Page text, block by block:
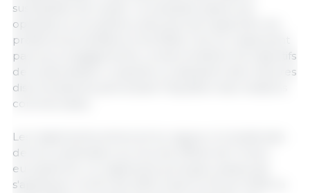
susceptible de causer un préjudice grave aux
opérateurs européens, ainsi que de suspendre les
préférences tarifaires si les États-Unis ne respectent
pas leurs engagements, compromettent les objectifs
de la déclaration conjointe ou adoptent des mesures
discriminatoires perturbant l'équilibre des relations
commerciales.
Les règlements entreront en vigueur le lendemain
de leur publication au Journal officiel de l'Union
européenne. Le règlement principal cessera de
s'appliquer à la fin de 2029. Avant le 30 juin 2029, la